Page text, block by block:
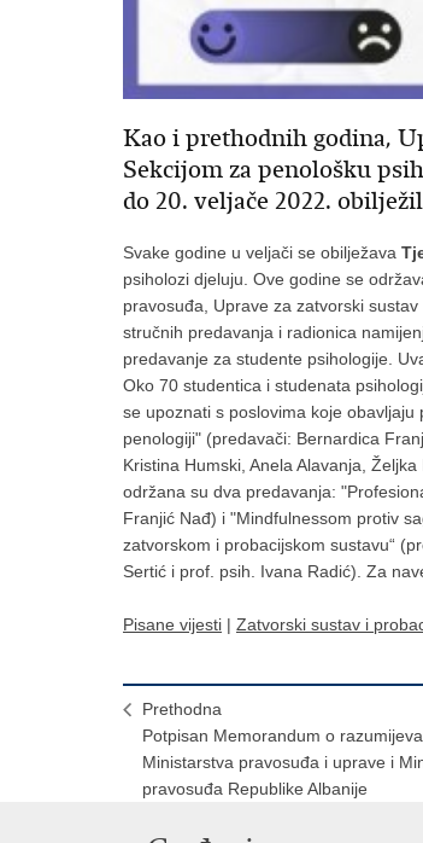
Kao i prethodnih godina,
Sekcijom za penološku
do 20. veljače 2022.
Svake godine u veljači se obilježava
psiholozi djeluju. Ove godine se
pravosuđa, Uprave za zatvorski
stručnih predavanja i radionica
predavanje za studente psihologije.
Oko 70 studentica i studenata
se upoznati s poslovima koje
penologiji" (predavači: Bernardica
Kristina Humski, Anela Alavanja,
održana su dva predavanja:
Franjić Nađ) i "Mindfulnessom protiv
zatvorskom i probacijskom sustavu“
Sertić i prof. psih. Ivana Radić). Za
Pisane vijesti | Zatvorski sustav i
Prethodna
Potpisan Memorandum o
Ministarstva pravosuđa i uprave i
pravosuđa Republike Albanije